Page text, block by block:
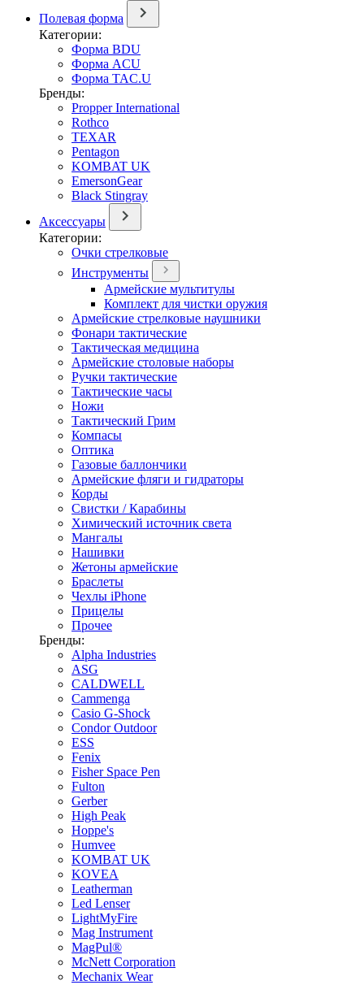
Полевая форма
Категории:
Форма BDU
Форма ACU
Форма TAC.U
Бренды:
Propper International
Rothco
TEXAR
Pentagon
KOMBAT UK
EmersonGear
Black Stingray
Аксессуары
Категории:
Очки стрелковые
Инструменты
Армейские мультитулы
Комплект для чистки оружия
Армейские стрелковые наушники
Фонари тактические
Тактическая медицина
Армейские столовые наборы
Ручки тактические
Тактические часы
Ножи
Тактический Грим
Компасы
Оптика
Газовые баллончики
Армейские фляги и гидраторы
Корды
Свистки / Карабины
Химический источник света
Мангалы
Нашивки
Жетоны армейские
Браслеты
Чехлы iPhone
Прицелы
Прочее
Бренды:
Alpha Industries
ASG
CALDWELL
Cammenga
Casio G-Shock
Condor Outdoor
ESS
Fenix
Fisher Space Pen
Fulton
Gerber
High Peak
Hoppe's
Humvee
KOMBAT UK
KOVEA
Leatherman
Led Lenser
LightMyFire
Mag Instrument
MagPul®
McNett Corporation
Mechanix Wear